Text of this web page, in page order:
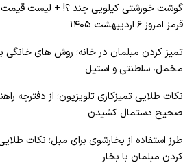
گوشت خورشتی کیلویی چند ؟! + لیست
قرمز امروز ۶ اردیبهشت ۱۴۰۵
تمیز کردن مبلمان در خانه؛ روش های خانگی
مخمل، سلطنتی و استیل
نکات طلایی تمیزکاری تلویزیون؛ از دفترچه
صحیح دستمال کشیدن
طرز استفاده از بخارشوی برای مبل؛ نکات
کردن مبلمان با بخار